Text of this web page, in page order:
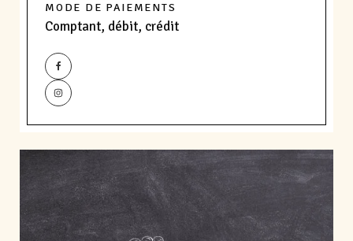
MODE DE PAIEMENTS
Comptant, débit, crédit